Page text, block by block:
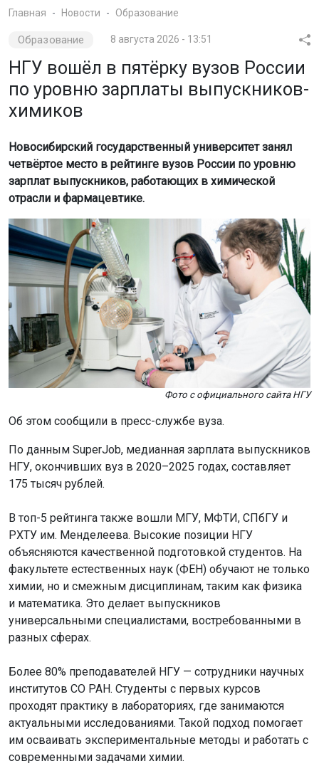
Главная Новости Образование
Образование 8 августа 2026 - 13:51
НГУ вошёл в пятёрку вузов России
по уровню зарплаты выпускников-
химиков
Новосибирский государственный университет занял
четвёртое место в рейтинге вузов России по уровню
зарплат выпускников, работающих в химической
отрасли и фармацевтике.
Фото с официального сайта НГУ
Об этом сообщили в пресс-службе вуза.
По данным SuperJob, медианная зарплата выпускников
НГУ, окончивших вуз в 2020–2025 годах, составляет
175 тысяч рублей.
В топ-5 рейтинга также вошли МГУ, МФТИ, СПбГУ и
РХТУ им. Менделеева. Высокие позиции НГУ
объясняются качественной подготовкой студентов. На
факультете естественных наук (ФЕН) обучают не только
химии, но и смежным дисциплинам, таким как физика
и математика. Это делает выпускников
универсальными специалистами, востребованными в
разных сферах.
Более 80% преподавателей НГУ — сотрудники научных
институтов СО РАН. Студенты с первых курсов
проходят практику в лабораториях, где занимаются
актуальными исследованиями. Такой подход помогает
им осваивать экспериментальные методы и работать с
современными задачами химии.